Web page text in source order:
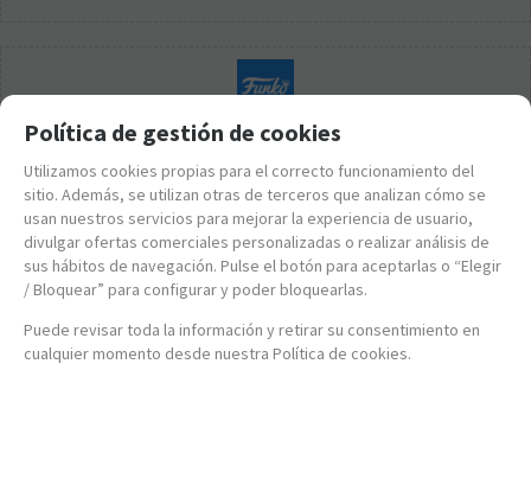
Política de gestión de cookies
Utilizamos cookies propias para el correcto funcionamiento del
sitio. Además, se utilizan otras de terceros que analizan cómo se
usan nuestros servicios para mejorar la experiencia de usuario,
divulgar ofertas comerciales personalizadas o realizar análisis de
sus hábitos de navegación. Pulse el botón para aceptarlas o “Elegir
/ Bloquear” para configurar y poder bloquearlas.
Puede revisar toda la información y retirar su consentimiento en
cualquier momento desde nuestra Política de cookies.